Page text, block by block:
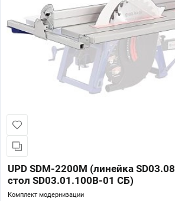
UPD SDM-2200M (линейка
стол SD03.01.100В-01 СБ)
Комплект модернизации